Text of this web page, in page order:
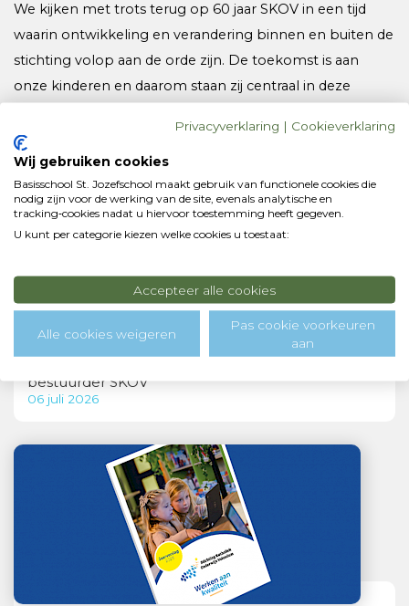
We kijken met trots terug op 60 jaar SKOV in een tijd
waarin ontwikkeling en verandering binnen en buiten de
stichting volop aan de orde zijn. De toekomst is aan
onze kinderen en daarom staan zij centraal in deze
veel plezier en mooie ontmoetingen toe!
bestuurder SKOV
06 juli 2026
Privacyverklaring | Cookieverklaring
Wij gebruiken cookies
Basisschool St. Jozefschool maakt gebruik van functionele cookies die
nodig zijn voor de werking van de site, evenals analytische en
tracking‑cookies nadat u hiervoor toestemming heeft gegeven.
U kunt per categorie kiezen welke cookies u toestaat:
Accepteer alle cookies
Alle cookies weigeren
Pas cookie voorkeuren
aan